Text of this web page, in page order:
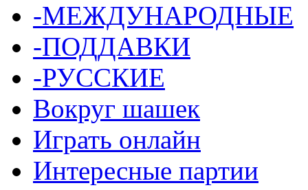
-МЕЖДУНАРОДНЫЕ
-ПОДДАВКИ
-РУССКИЕ
Вокруг шашек
Играть онлайн
Интересные партии